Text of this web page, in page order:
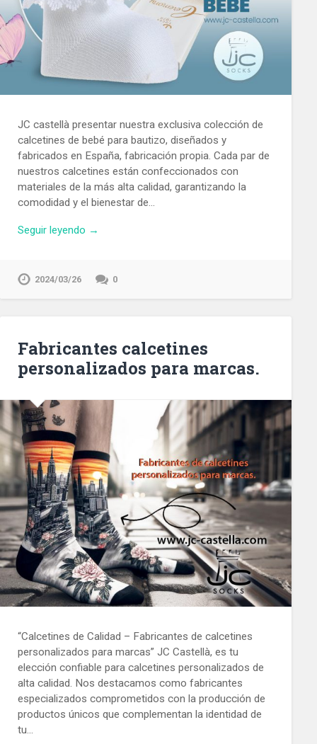
JC castellà presentar nuestra exclusiva colección de
calcetines de bebé para bautizo, diseñados y
fabricados en España, fabricación propia. Cada par de
nuestros calcetines están confeccionados con
materiales de la más alta calidad, garantizando la
comodidad y el bienestar de…
Seguir leyendo →
2024/03/26 0
Fabricantes calcetines
personalizados para marcas.
“Calcetines de Calidad – Fabricantes de calcetines
personalizados para marcas” JC Castellà, es tu
elección confiable para calcetines personalizados de
alta calidad. Nos destacamos como fabricantes
especializados comprometidos con la producción de
productos únicos que complementan la identidad de
tu…